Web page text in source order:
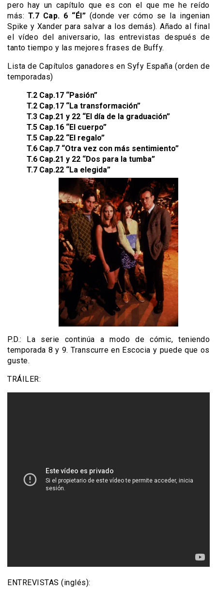
pero hay un capítulo que es con el que me he reído
más: T.7 Cap. 6 “Él” (donde ver cómo se la ingenian
Spike y Xander para salvar a los demás). Añado al final
el vídeo del aniversario, las entrevistas después de
tanto tiempo y las mejores frases de Buffy.
Lista de Capítulos ganadores en Syfy España (orden de
temporadas)
T.2 Cap.17 “Pasión”
T.2 Cap.17 “La transformación”
T.3 Cap.21 y 22 “El día de la graduación”
T.5 Cap.16 “El cuerpo”
T.5 Cap.22 “El regalo”
T.6 Cap.7 “Otra vez con más sentimiento”
T.6 Cap.21 y 22 “Dos para la tumba”
T.7 Cap.22 “La elegida”
P.D.: La serie continúa a modo de cómic, teniendo
temporada 8 y 9. Transcurre en Escocia y puede que os
guste.
TRÁILER:
ENTREVISTAS (inglés):